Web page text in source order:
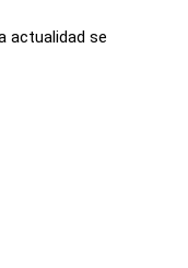
actualidad se